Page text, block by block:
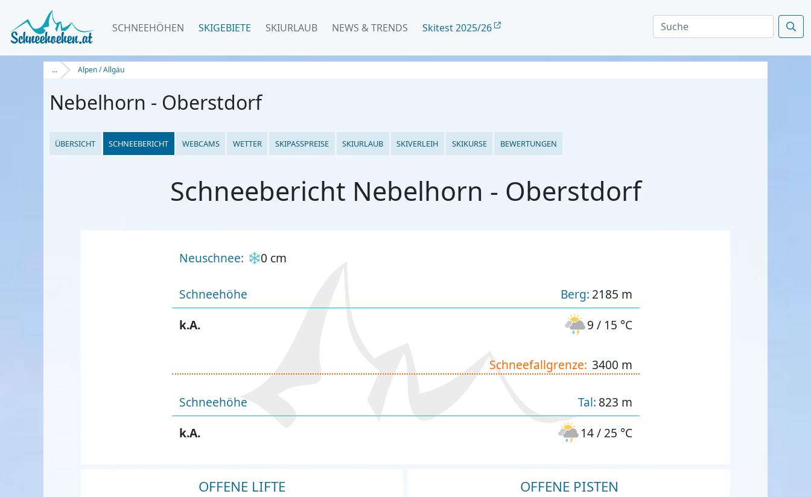
SCHNEEHÖHEN SKIGEBIETE SKIURLAUB NEWS & TRENDS Skitest 2025/26
... Alpen / Allgäu
Nebelhorn - Oberstdorf
ÜBERSICHT SCHNEEBERICHT WEBCAMS WETTER SKIPASSPREISE SKIURLAUB SKIVERLEIH SKIKURSE BEWERTUNGEN
Schneebericht Nebelhorn - Oberstdorf
Neuschnee: 0 cm
Schneehöhe Berg: 2185 m
k.A.
9 / 15 °C
Schneefallgrenze: 3400 m
Schneehöhe Tal: 823 m
k.A.
14 / 25 °C
OFFENE LIFTE OFFENE PISTEN